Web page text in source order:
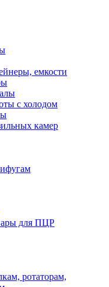
емкости
с холодом
камер
для ПЦР
ротаторам,